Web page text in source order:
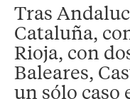
Tras
Cataluña,
Rioja, con
Baleares,
un sólo caso